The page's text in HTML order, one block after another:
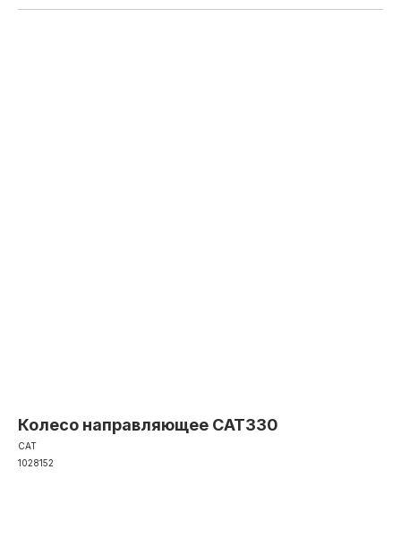
Колесо направляющее CAT330
CAT
1028152